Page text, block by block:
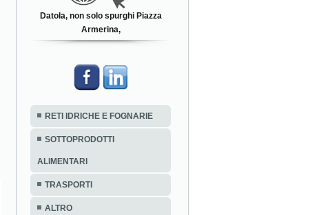
Datola, non solo spurghi Piazza
Armerina,
RETI IDRICHE E FOGNARIE
SOTTOPRODOTTI
ALIMENTARI
TRASPORTI
ALTRO